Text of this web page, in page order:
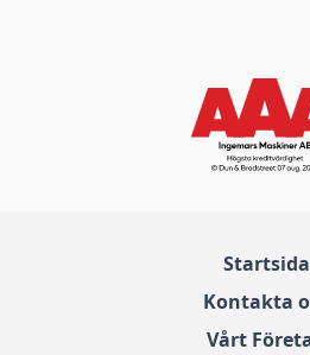
Startsida
Kontakta
Vårt